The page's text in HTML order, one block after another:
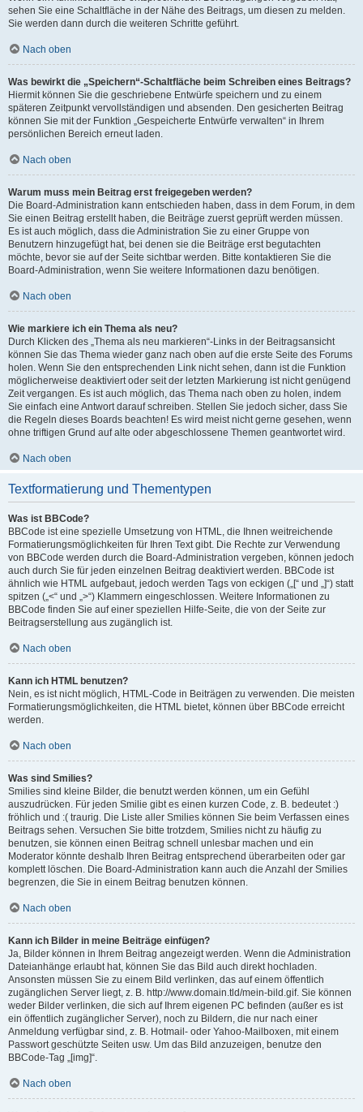
sehen Sie eine Schaltfläche in der Nähe des Beitrags, um diesen zu melden.
Sie werden dann durch die weiteren Schritte geführt.
Nach oben
Was bewirkt die „Speichern“-Schaltfläche beim Schreiben eines Beitrags?
Hiermit können Sie die geschriebene Entwürfe speichern und zu einem
späteren Zeitpunkt vervollständigen und absenden. Den gesicherten Beitrag
können Sie mit der Funktion „Gespeicherte Entwürfe verwalten“ in Ihrem
persönlichen Bereich erneut laden.
Nach oben
Warum muss mein Beitrag erst freigegeben werden?
Die Board-Administration kann entschieden haben, dass in dem Forum, in dem
Sie einen Beitrag erstellt haben, die Beiträge zuerst geprüft werden müssen.
Es ist auch möglich, dass die Administration Sie zu einer Gruppe von
Benutzern hinzugefügt hat, bei denen sie die Beiträge erst begutachten
möchte, bevor sie auf der Seite sichtbar werden. Bitte kontaktieren Sie die
Board-Administration, wenn Sie weitere Informationen dazu benötigen.
Nach oben
Wie markiere ich ein Thema als neu?
Durch Klicken des „Thema als neu markieren“-Links in der Beitragsansicht
können Sie das Thema wieder ganz nach oben auf die erste Seite des Forums
holen. Wenn Sie den entsprechenden Link nicht sehen, dann ist die Funktion
möglicherweise deaktiviert oder seit der letzten Markierung ist nicht genügend
Zeit vergangen. Es ist auch möglich, das Thema nach oben zu holen, indem
Sie einfach eine Antwort darauf schreiben. Stellen Sie jedoch sicher, dass Sie
die Regeln dieses Boards beachten! Es wird meist nicht gerne gesehen, wenn
ohne triftigen Grund auf alte oder abgeschlossene Themen geantwortet wird.
Nach oben
Textformatierung und Thementypen
Was ist BBCode?
BBCode ist eine spezielle Umsetzung von HTML, die Ihnen weitreichende
Formatierungsmöglichkeiten für Ihren Text gibt. Die Rechte zur Verwendung
von BBCode werden durch die Board-Administration vergeben, können jedoch
auch durch Sie für jeden einzelnen Beitrag deaktiviert werden. BBCode ist
ähnlich wie HTML aufgebaut, jedoch werden Tags von eckigen („[“ und „]“) statt
spitzen („<“ und „>“) Klammern eingeschlossen. Weitere Informationen zu
BBCode finden Sie auf einer speziellen Hilfe-Seite, die von der Seite zur
Beitragserstellung aus zugänglich ist.
Nach oben
Kann ich HTML benutzen?
Nein, es ist nicht möglich, HTML-Code in Beiträgen zu verwenden. Die meisten
Formatierungsmöglichkeiten, die HTML bietet, können über BBCode erreicht
werden.
Nach oben
Was sind Smilies?
Smilies sind kleine Bilder, die benutzt werden können, um ein Gefühl
auszudrücken. Für jeden Smilie gibt es einen kurzen Code, z. B. bedeutet :)
fröhlich und :( traurig. Die Liste aller Smilies können Sie beim Verfassen eines
Beitrags sehen. Versuchen Sie bitte trotzdem, Smilies nicht zu häufig zu
benutzen, sie können einen Beitrag schnell unlesbar machen und ein
Moderator könnte deshalb Ihren Beitrag entsprechend überarbeiten oder gar
komplett löschen. Die Board-Administration kann auch die Anzahl der Smilies
begrenzen, die Sie in einem Beitrag benutzen können.
Nach oben
Kann ich Bilder in meine Beiträge einfügen?
Ja, Bilder können in Ihrem Beitrag angezeigt werden. Wenn die Administration
Dateianhänge erlaubt hat, können Sie das Bild auch direkt hochladen.
Ansonsten müssen Sie zu einem Bild verlinken, das auf einem öffentlich
zugänglichen Server liegt, z. B. http://www.domain.tld/mein-bild.gif. Sie können
weder Bilder verlinken, die sich auf Ihrem eigenen PC befinden (außer es ist
ein öffentlich zugänglicher Server), noch zu Bildern, die nur nach einer
Anmeldung verfügbar sind, z. B. Hotmail- oder Yahoo-Mailboxen, mit einem
Passwort geschützte Seiten usw. Um das Bild anzuzeigen, benutze den
BBCode-Tag „[img]“.
Nach oben